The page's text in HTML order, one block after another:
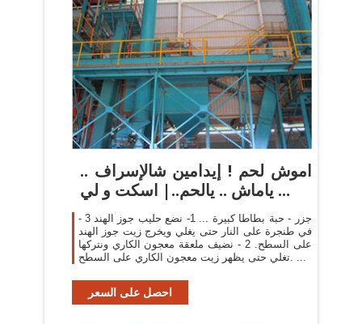
اموش لحم ! إيدامين شالإسراف ..
ياماش .. يالحم..| اسكت و لي ...
- 3 جزر - حبة بطاطا كبيرة ... 1- نضع حليب جوز الهند
في طنجرة على النار حتى يغلي ويخرج زيت جوز الهند
على السطح. 2 - نضيف ملعقة معجون الكاري ونتركها
تغلي حتى يظهر زيت معجون الكاري على السطح. ...
احصل على السعر